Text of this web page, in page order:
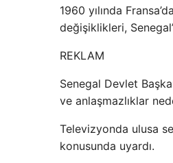
1960 yılında
değişiklikleri,
REKLAM
Senegal Devlet
ve anlaşmazlıklar
Televizyonda ulusa
konusunda uyardı.